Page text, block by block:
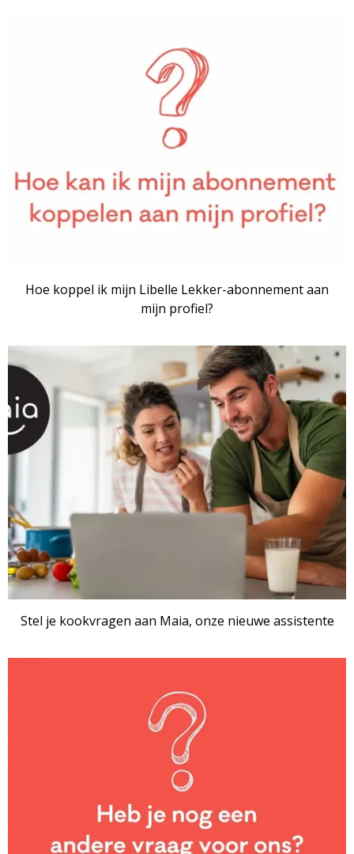
Hoe koppel ik mijn Libelle Lekker-abonnement aan
mijn profiel?
Stel je kookvragen aan Maia, onze nieuwe assistente